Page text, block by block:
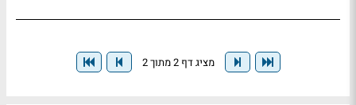
מציג דף 2 מתוך 2